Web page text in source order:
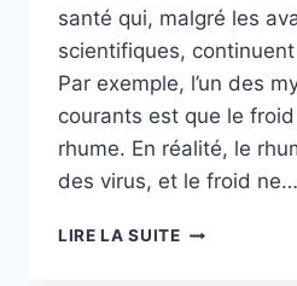
santé qui, malgré les
scientifiques, continuent
Par exemple, l’un des
courants est que le
rhume. En réalité, le
des virus, et le froid ne…
LIRE LA SUITEFAQ